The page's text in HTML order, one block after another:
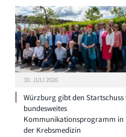
30. JULI 2026
Würzburg gibt den
bundesweites
Kommunikationsprogramm in
der Krebsmedizin